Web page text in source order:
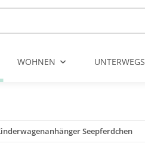
WOHNEN UNTERWEGS
Seepferdchen